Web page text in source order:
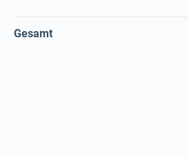
Gesamt